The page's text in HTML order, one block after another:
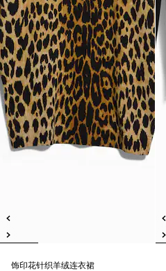
饰印花针织羊绒连衣裙